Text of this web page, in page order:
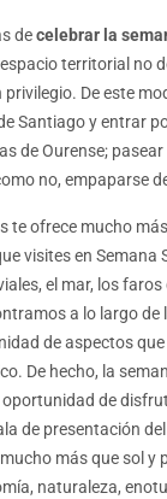
decelebrar la
territorial no
De este
Santiago y entrar
de Ourense;
no, empaparse
te ofrece mucho
visites en Semana
el mar, los
a lo largo
de aspectos que
De hecho, la
de
de presentación del
más que sol y
naturaleza,